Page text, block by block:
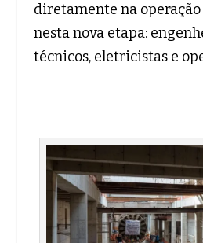
diretamente na operação
nesta nova etapa:
técnicos, eletricistas e